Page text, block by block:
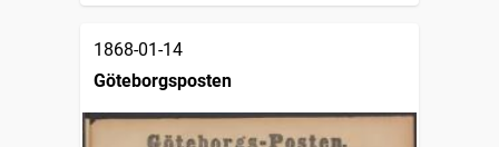
1868-01-14
Göteborgsposten